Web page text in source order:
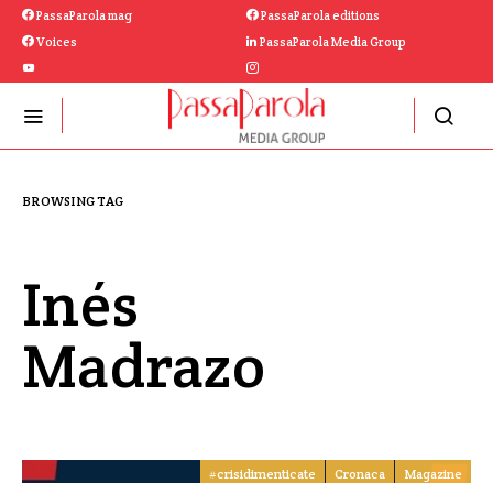
PassaParola mag
PassaParola editions
Voices
PassaParola Media Group
BROWSING TAG
Inés
Madrazo
#crisidimenticate Cronaca Magazine